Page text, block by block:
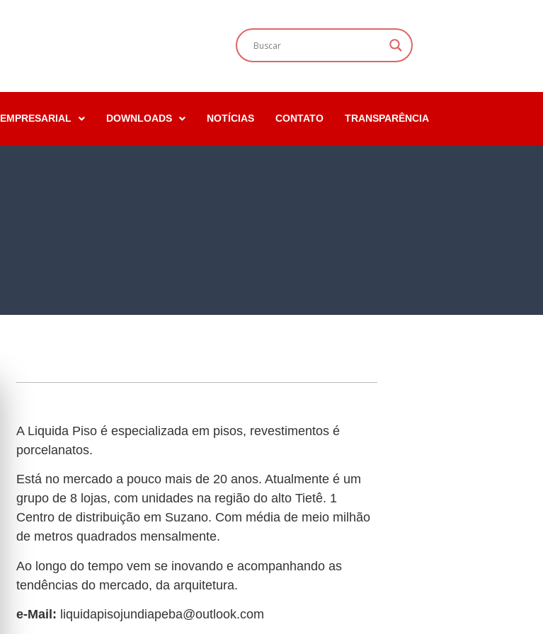
EMPRESARIAL DOWNLOADS NOTÍCIAS CONTATO TRANSPARÊNCIA
A Liquida Piso é especializada em pisos, revestimentos é
porcelanatos.
Está no mercado a pouco mais de 20 anos. Atualmente é um
grupo de 8 lojas, com unidades na região do alto Tietê. 1
Centro de distribuição em Suzano. Com média de meio milhão
de metros quadrados mensalmente.
Ao longo do tempo vem se inovando e acompanhando as
tendências do mercado, da arquitetura.
e-Mail: liquidapisojundiapeba@outlook.com